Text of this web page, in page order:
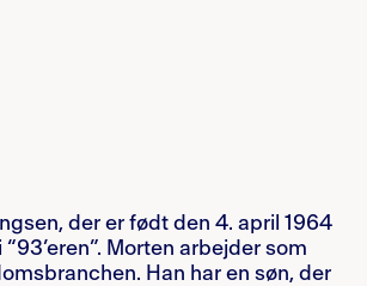
der er født den 4. april 1964
Morten arbejder som
Han har en søn, der